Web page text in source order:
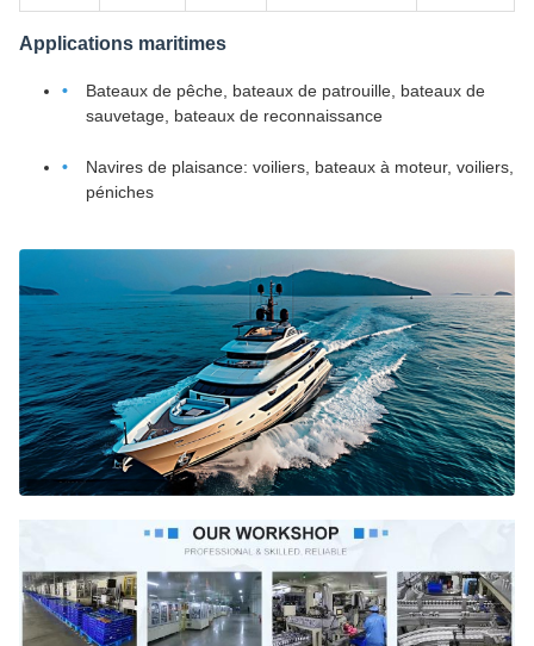
Applications maritimes
Bateaux de pêche, bateaux de patrouille, bateaux de
sauvetage, bateaux de reconnaissance
Navires de plaisance: voiliers, bateaux à moteur, voiliers,
péniches